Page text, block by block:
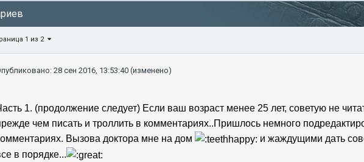
1 из 2
28 сен 2016, 13:53:40 (изменено)
1. (продолжение следует) Если ваш возраст менее 25 лет, советую не
чем писать и троллить в комментариях..Пришлось немного
Вызова доктора мне на дом
и жаждущими дать
в порядке...